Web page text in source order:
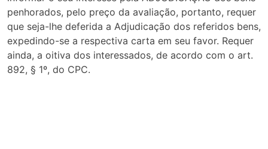
penhorados, pelo preço da avaliação, portanto, requer
que seja-lhe deferida a Adjudicação dos referidos bens,
expedindo-se a respectiva carta em seu favor. Requer
ainda, a oitiva dos interessados, de acordo com o art.
892, § 1º, do CPC.